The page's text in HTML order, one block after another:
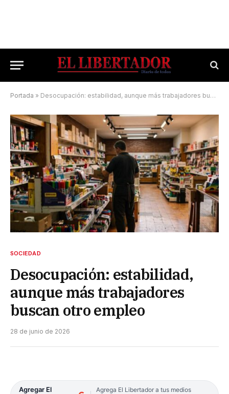
Portada » Desocupación: estabilidad, aunque más trabajadores buscan otro empleo
SOCIEDAD
Desocupación: estabilidad,
aunque más trabajadores
buscan otro empleo
28 de junio de 2026
Agregar El
Agrega El Libertador a tus medios